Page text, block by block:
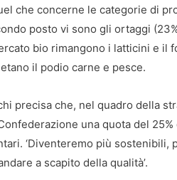
che concerne le categorie di
posto vi sono gli ortaggi
bio rimangono i latticini e il
il podio carne e pesce.
precisa che, nel quadro della
una quota del
‘Diventeremo più sostenibili,
a scapito della qualità’.